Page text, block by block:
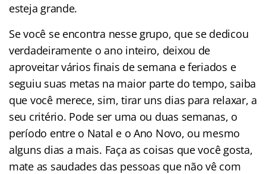
esteja grande.
Se você se encontra nesse grupo, que se dedicou
verdadeiramente o ano inteiro, deixou de
aproveitar vários finais de semana e feriados e
seguiu suas metas na maior parte do tempo, saiba
que você merece, sim, tirar uns dias para relaxar, a
seu critério. Pode ser uma ou duas semanas, o
período entre o Natal e o Ano Novo, ou mesmo
alguns dias a mais. Faça as coisas que você gosta,
mate as saudades das pessoas que não vê com